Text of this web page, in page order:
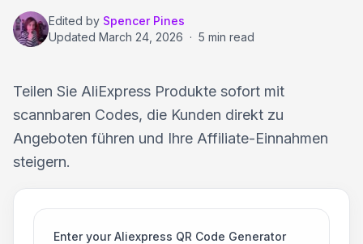
Edited by Spencer Pines
Updated March 24, 2026 · 5 min read
Teilen Sie AliExpress Produkte sofort mit
scannbaren Codes, die Kunden direkt zu
Angeboten führen und Ihre Affiliate-Einnahmen
steigern.
Enter your Aliexpress QR Code Generator